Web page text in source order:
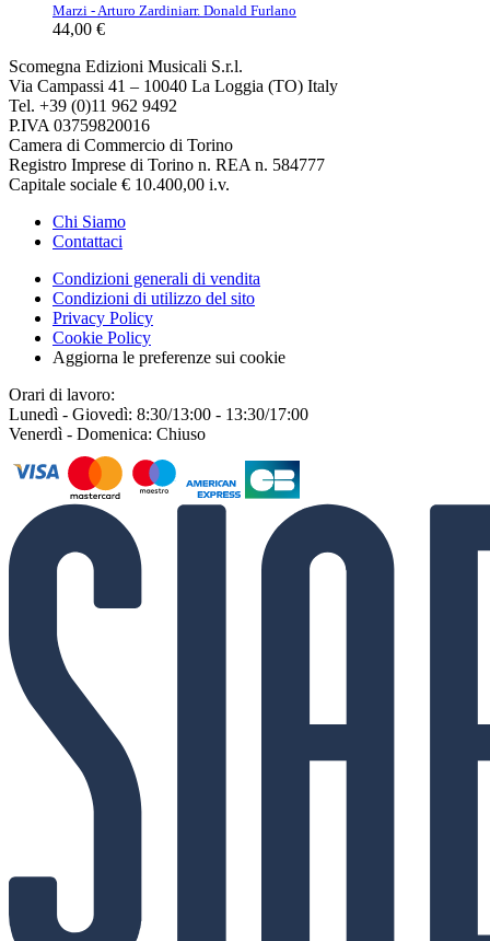
Marzi - Arturo Zardiniarr. Donald Furlano
44,00 €
Scomegna Edizioni Musicali S.r.l.
Via Campassi 41 – 10040 La Loggia (TO) Italy
Tel. +39 (0)11 962 9492
P.IVA 03759820016
Camera di Commercio di Torino
Registro Imprese di Torino n. REA n. 584777
Capitale sociale € 10.400,00 i.v.
Chi Siamo
Contattaci
Condizioni generali di vendita
Condizioni di utilizzo del sito
Privacy Policy
Cookie Policy
Aggiorna le preferenze sui cookie
Orari di lavoro:
Lunedì - Giovedì: 8:30/13:00 - 13:30/17:00
Venerdì - Domenica: Chiuso